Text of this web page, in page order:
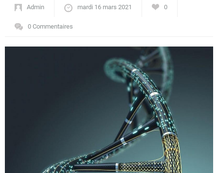
Actualités
Admin mardi 16 mars 2021 0
0 Commentaires